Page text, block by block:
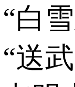
白
送